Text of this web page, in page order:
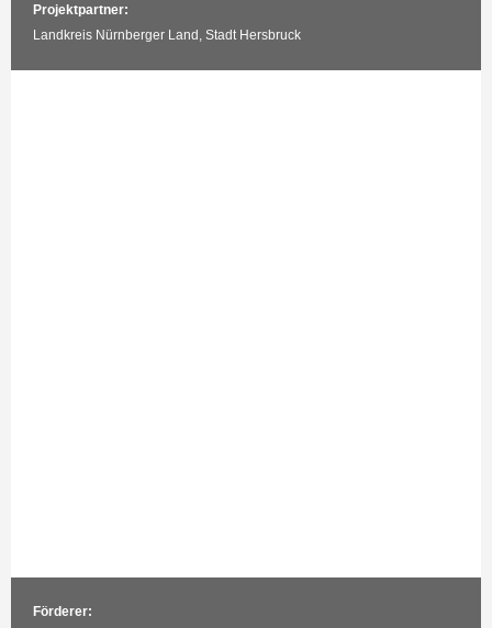
Projektpartner:
Landkreis Nürnberger Land, Stadt Hersbruck
Förderer: